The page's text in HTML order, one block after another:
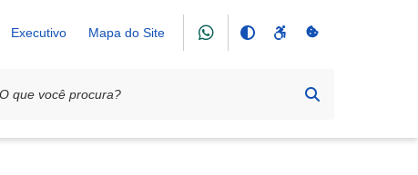
Executivo Mapa do Site